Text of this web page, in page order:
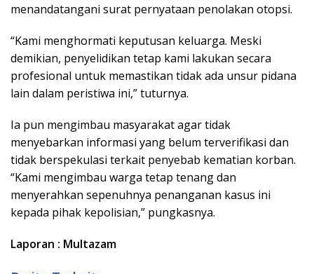
menandatangani surat pernyataan penolakan otopsi.
“Kami menghormati keputusan keluarga. Meski
demikian, penyelidikan tetap kami lakukan secara
profesional untuk memastikan tidak ada unsur pidana
lain dalam peristiwa ini,” tuturnya.
Ia pun mengimbau masyarakat agar tidak
menyebarkan informasi yang belum terverifikasi dan
tidak berspekulasi terkait penyebab kematian korban.
“Kami mengimbau warga tetap tenang dan
menyerahkan sepenuhnya penanganan kasus ini
kepada pihak kepolisian,” pungkasnya.
Laporan : Multazam